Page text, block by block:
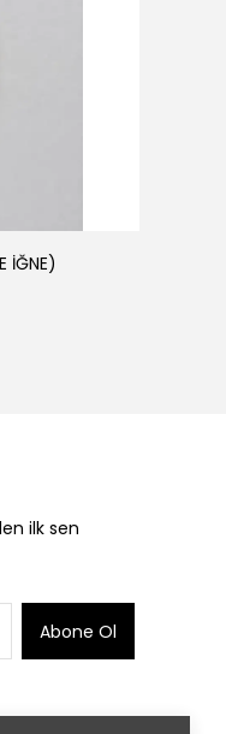
İĞNE)
ilk sen
Abone Ol